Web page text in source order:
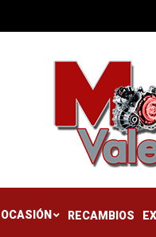
OCASIÓN RECAMBIOS
OCASIÓN